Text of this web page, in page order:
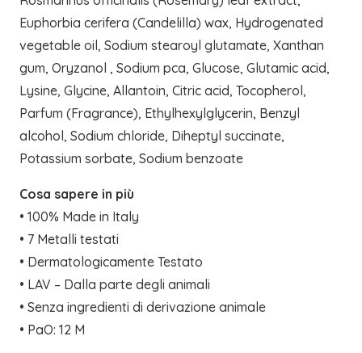
Euphorbia cerifera (Candelilla) wax, Hydrogenated
vegetable oil, Sodium stearoyl glutamate, Xanthan
gum, Oryzanol , Sodium pca, Glucose, Glutamic acid,
Lysine, Glycine, Allantoin, Citric acid, Tocopherol,
Parfum (Fragrance), Ethylhexylglycerin, Benzyl
alcohol, Sodium chloride, Diheptyl succinate,
Potassium sorbate, Sodium benzoate
Cosa sapere in più
• 100% Made in Italy
• 7 Metalli testati
• Dermatologicamente Testato
• LAV – Dalla parte degli animali
• Senza ingredienti di derivazione animale
• PaO: 12 M